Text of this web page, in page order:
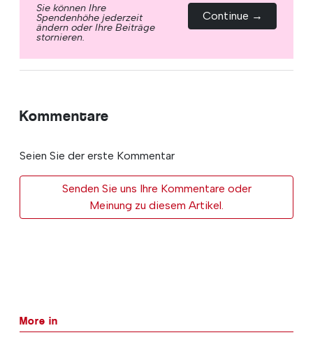
Sie können Ihre
Spendenhöhe jederzeit
ändern oder Ihre Beiträge
stornieren.
Continue →
Kommentare
Seien Sie der erste Kommentar
Senden Sie uns Ihre Kommentare oder
Meinung zu diesem Artikel.
More in